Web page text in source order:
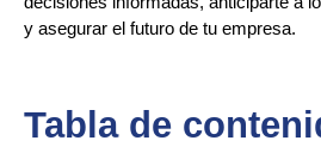
y asegurar el futuro de tu empresa.
Tabla de